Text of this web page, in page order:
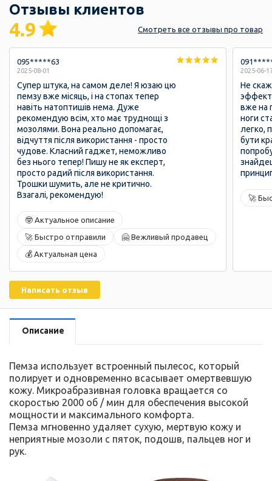
Отзывы клиентов
4.9 Смотреть все отзывы про товар
095*****63
2025-08-01
Супер штука, на самом деле! Я юзаю цю
пемзу вже місяць, і на стопах тепер
навіть натоптишів нема. Дуже
рекомендую всім, хто має труднощі з
мозолями. Вона реально допомагає,
відчуття після використання - просто
чудове. Класний гаджет, неможливо
без нього тепер! Пишу не як експерт,
просто радий після використання.
Трошки шумить, але не критично.
Взагалі, рекомендую!
🤓 Актуальное описание
🚀 Быстро отправили
🤗 Вежливый продавец
💰 Актуальная цена
2025-06-
Не
вже на
ноги
легко,
бути
🚀
Написать отзыв
Описание
Пемза использует встроенный пылесос, который
полирует и одновременно всасывает омертвевшую
кожу. Микроабразивная головка вращается со
скоростью 2000 об / мин для обеспечения высокой
мощности и максимального комфорта.
Пемза мгновенно удаляет сухую, мертвую кожу и
неприятные мозоли с пяток, подошв, пальцев ног и
рук.